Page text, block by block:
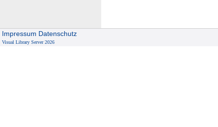
Impressum Datenschutz
Visual Library Server 2026